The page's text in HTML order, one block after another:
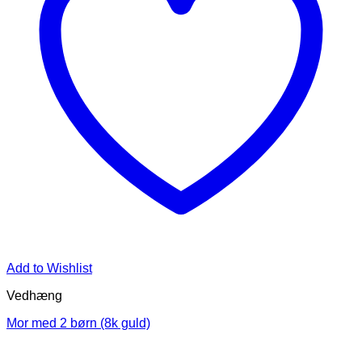
Add to Wishlist
Vedhæng
Mor med 2 børn (8k guld)